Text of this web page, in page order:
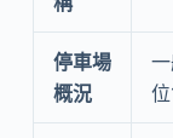
停車場
概況
位